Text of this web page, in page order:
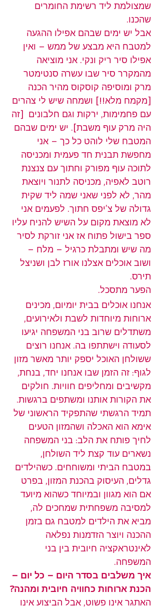
שמצולמת ליד רשימת החומרים
שהכנו.
אבל יש ימים שבהם אפילו ההגעה
למטבח היא מבצע של ממש – ואין
אפילו סיר ריק ונקי. אני מוציאה
מהמקרר סיר שבו עשרה סנטימטר
מרק ומוסיפה קוסקוס מהיר הכנה
[מקמח מלא!!] ושמחה שיש לי צהרים
עם פחמימות, ירקות וגם חלבונים  [זה
היה מרק עוף משבת]. יש ימים שבהם
המטבח שלי לוהט כל כך – אני
מחפשת תבנית חד פעמית ומכניסה
לתוכה עוף מפורק וחתוך עם צנצנת
רוטב לאפיה, מכניסה לתנור ויוצאת
מהר, לא לפני שאני שמה ליד שקית
גדולה של צ’יפס חתוך. לפעמים אני
לא מוצאת מקום על השיש להניח עליו
ספר בישול פתוח אז אני זורקת לסיר
מה שיש ומתבלת כרגיל – מלח –
ושוב אוכלים אצלנו אורז לבן ושניצל
תירס.
הפער מתסכל.
אנחנו אוכלים בבית יומיום, מכינים
ארוחות מיוחדות לשבת ולאירועים,
משתדלים שרוב בני המשפחה יגיעו
לסעודה וישתתפו בה. אנחנו רוצים
ששולחן האוכל יספק יותר מאשר מזון
לגוף: זה הזמן שבו אנחנו יחד, בנחת,
מקשיבים ומחליפים חוויות. חולקים
את הקורות אותנו ומשתפים ברגשות.
תמיד הרגשתי שהתפקיד הראשוני של
אימא הוא האכלה ושהמזון הטעים
לחיך פותח את הלב: בני המשפחה
נשארים עוד קצת ליד השולחן,
במטבח הביתי ומשוחחים. כשהילדים
גדלים, העיסוק בהכנת המזון, בפרט
אם הוא מגוון ובמיוחד כשהוא מיועד
למסיבה משפחתית שמחכים לה,
מביא את הילדים למטבח גם בזמן
ההכנה ויוצר הזדמנות נפלאה
לאינטראקציה חיובית בין בני
המשפחה.
איך משלבים בסדר היום – כל יום –
הכנת ארוחות כחוויה חיובית ומהנה?
האתגר אינו פשוט, אבל הביצוע אינו